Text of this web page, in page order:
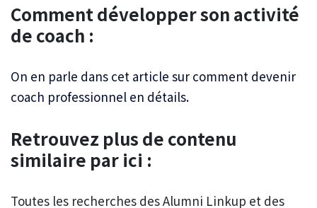
Comment développer son activité
de coach :
On en parle dans cet article sur comment devenir
coach professionnel en détails.
Retrouvez plus de contenu
similaire par ici :
Toutes les recherches des Alumni Linkup et des